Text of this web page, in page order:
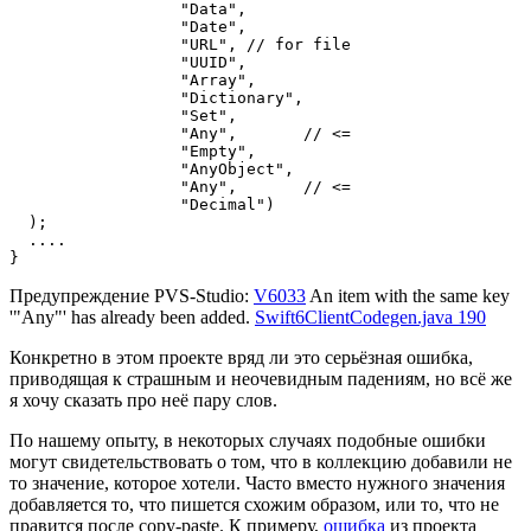
"Data",
"Date",
"URL", // for file
"UUID",
"Array",
"Dictionary",
"Set",
"Any",       // <=
"Empty",
"AnyObject",
"Any",       // <=
"Decimal")
);
....
}
Предупреждение PVS-Studio: V6033 An item with the same key
'"Any"' has already been added. Swift6ClientCodegen.java 190
Конкретно в этом проекте вряд ли это серьёзная ошибка,
приводящая к страшным и неочевидным падениям, но всё же
я хочу сказать про неё пару слов.
По нашему опыту, в некоторых случаях подобные ошибки
могут свидетельствовать о том, что в коллекцию добавили не
то значение, которое хотели. Часто вместо нужного значения
добавляется то, что пишется схожим образом, или то, что не
правится после copy-paste. К примеру, ошибка из проекта